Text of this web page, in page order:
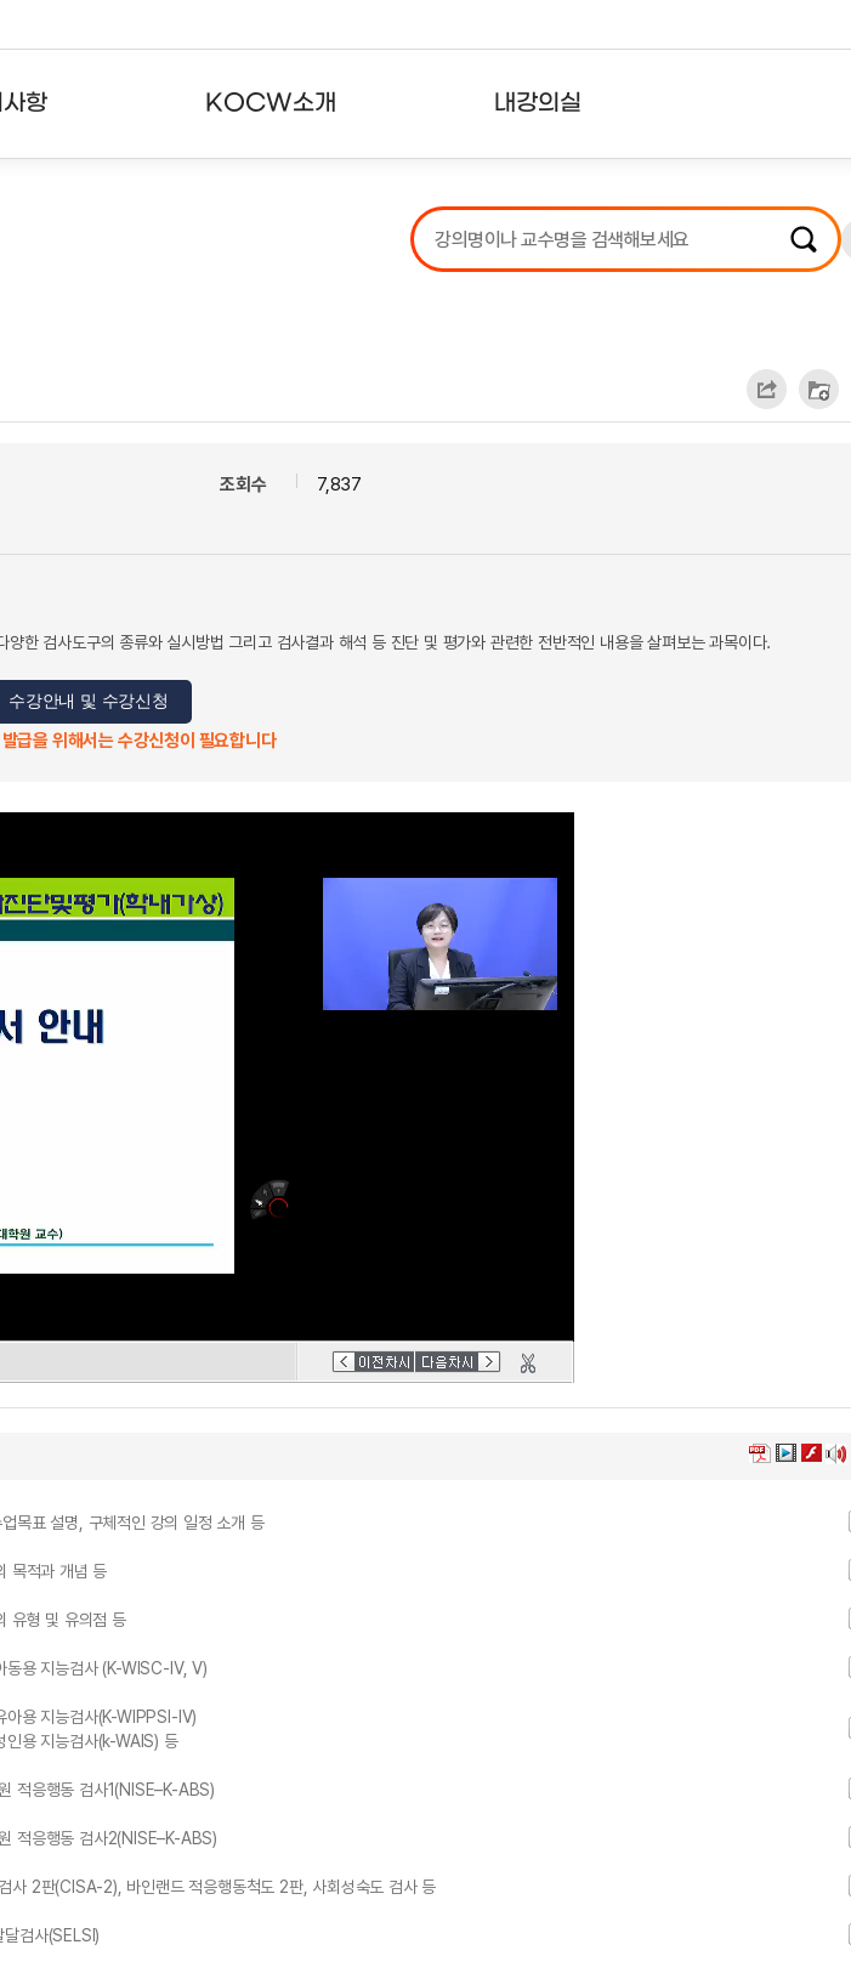
항 KOCW소개 내강의실
강의리스트
수강확인증강의
조회수 7,837
한 검사도구의 종류와 실시방법 그리고 검사결과 해석 등 진단 및 평가와 관련한 전반적인 내용을 살펴보는 과목이다.
수강안내 및 수강신청
급을 위해서는 수강신청이 필요합니다
목표 설명, 구체적인 강의 일정 소개 등
목적과 개념 등
유형 및 유의점 등
동용 지능검사 (K-WISC-Ⅳ, Ⅴ)
아용 지능검사(K-WIPPSI-Ⅳ)
인용 지능검사(k-WAIS) 등
적응행동 검사1(NISE–K-ABS)
적응행동 검사2(NISE–K-ABS)
사 2판(CISA-2), 바인랜드 적응행동척도 2판, 사회성숙도 검사 등
달검사(SELSI)